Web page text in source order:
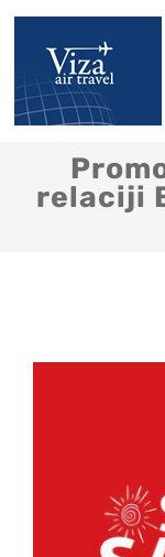
Skip
content
Početna
Promotivne
relaciji